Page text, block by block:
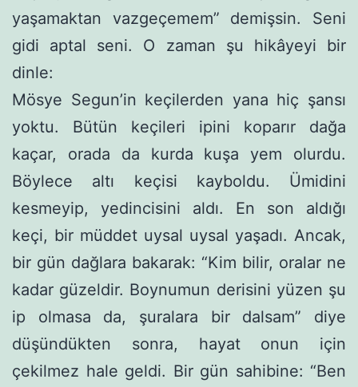
yaşamaktan vazgeçemem” demişsin. Seni
gidi aptal seni. O zaman şu hikâyeyi bir
dinle:
Mösye Segun’in keçilerden yana hiç şansı
yoktu. Bütün keçi­leri ipini koparır dağa
kaçar, orada da kurda kuşa yem olurdu.
Böylece altı keçisi kayboldu. Ümidini
kesmeyip, yedincisini aldı. En son aldığı
keçi, bir müddet uysal uysal yaşadı. Ancak,
bir gün dağlara bakarak: “Kim bilir, oralar ne
kadar güzeldir. Boynumun derisini yüzen şu
ip olmasa da, şuralara bir dalsam” diye
düşündük­ten sonra, hayat onun için
çekilmez hale geldi. Bir gün sahibine: “Ben